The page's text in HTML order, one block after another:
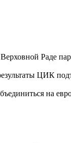
Раде
ЦИК
на